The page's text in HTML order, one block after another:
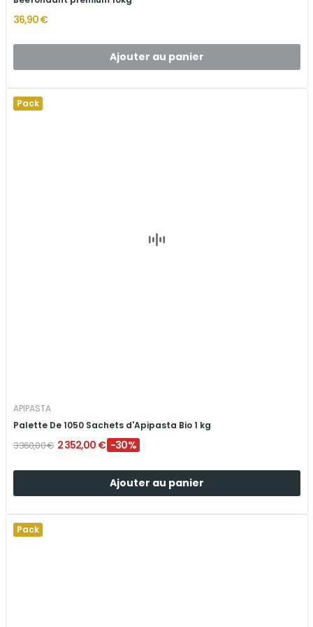
36,90 €
Ajouter au panier
Pack
APIPASTA
Palette De 1050 Sachets d'Apipasta Bio 1 kg
3 360,00 € 2 352,00 € -30%
Ajouter au panier
Pack